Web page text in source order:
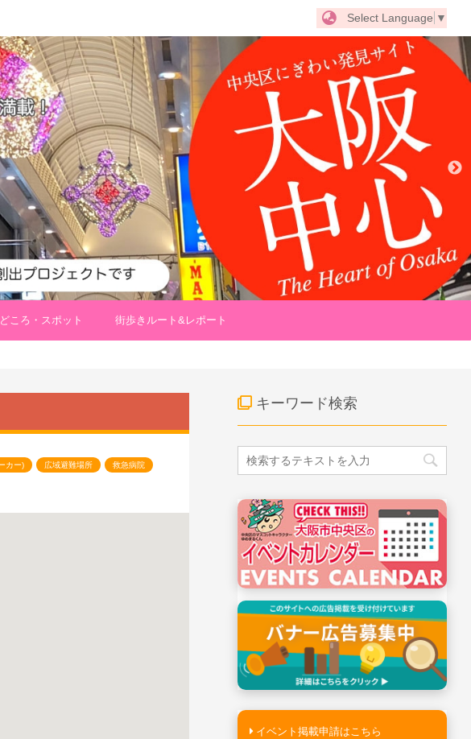
Select Language ▼
ころ・スポット 街歩きルート&レポート
カー) 広域避難場所 救急病院
キーワード検索
イベント掲載申請はこちら